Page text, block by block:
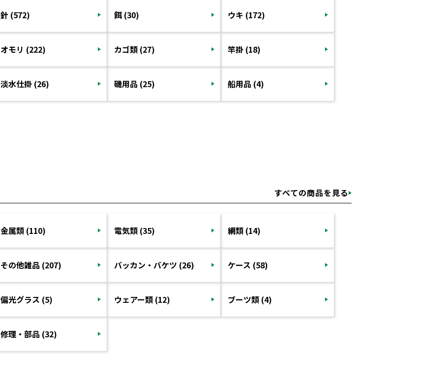
針 (572) 餌 (30) ウキ (172)
オモリ (222) カゴ類 (27) 竿掛 (18)
淡水仕掛 (26) 磯用品 (25) 船用品 (4)
すべての商品を見る
金属類 (110) 電気類 (35) 網類 (14)
その他雑品 (207) バッカン・バケツ (26) ケース (58)
偏光グラス (5) ウェアー類 (12) ブーツ類 (4)
修理・部品 (32)